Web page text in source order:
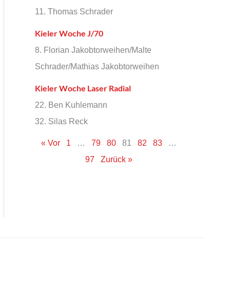
11. Thomas Schrader
Kieler Woche J/70
8. Florian Jakobtorweihen/Malte
Schrader/Mathias Jakobtorweihen
Kieler Woche Laser Radial
22. Ben Kuhlemann
32. Silas Reck
« Vor 1 … 79 80 81 82 83
…
97
Zurück »